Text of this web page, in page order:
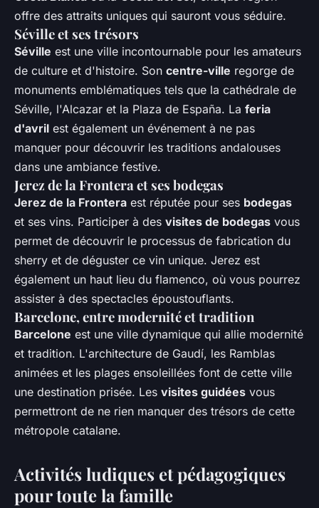
offre des attraits uniques qui sauront vous séduire.
Séville et ses trésors
Séville est une ville incontournable pour les amateurs
de culture et d'histoire. Son centre-ville regorge de
monuments emblématiques tels que la cathédrale de
Séville, l'Alcazar et la Plaza de España. La feria
d'avril est également un événement à ne pas
manquer pour découvrir les traditions andalouses
dans une ambiance festive.
Jerez de la Frontera et ses bodegas
Jerez de la Frontera est réputée pour ses bodegas
et ses vins. Participer à des visites de bodegas vous
permet de découvrir le processus de fabrication du
sherry et de déguster ce vin unique. Jerez est
également un haut lieu du flamenco, où vous pourrez
assister à des spectacles époustouflants.
Barcelone, entre modernité et tradition
Barcelone est une ville dynamique qui allie modernité
et tradition. L'architecture de Gaudí, les Ramblas
animées et les plages ensoleillées font de cette ville
une destination prisée. Les visites guidées vous
permettront de ne rien manquer des trésors de cette
métropole catalane.
Activités ludiques et pédagogiques
pour toute la famille